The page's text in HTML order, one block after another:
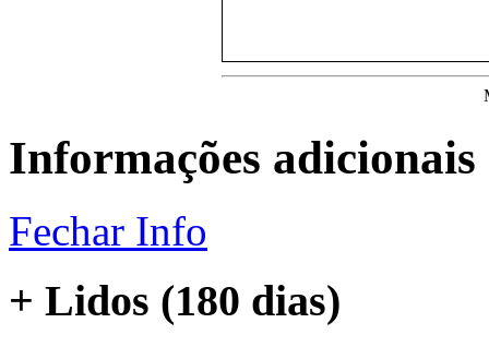
Informações adicionais
Fechar Info
+ Lidos (180 dias)